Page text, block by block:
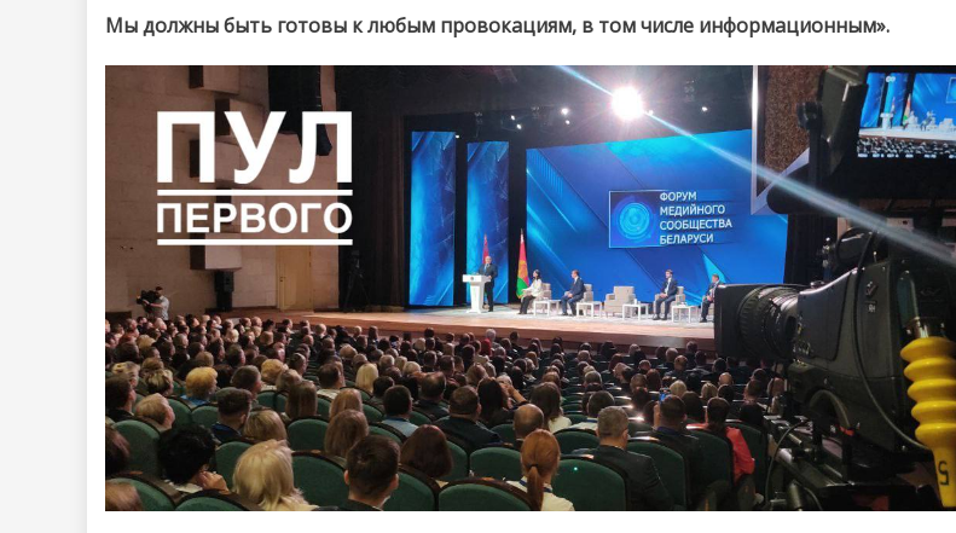
Мы должны быть готовы к любым провокациям, в том числе информационным».